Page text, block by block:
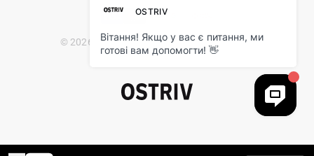
© 2026 Ostriv.ua Store. All Rights Reserved.